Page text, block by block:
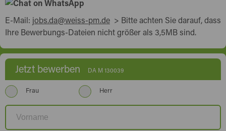
E-Mail: jobs.da@weiss-pm.de > Bitte achten Sie darauf, dass
Ihre Bewerbungs-Dateien nicht größer als 3,5MB sind.
Jetzt bewerben DA M 130039
Frau Herr